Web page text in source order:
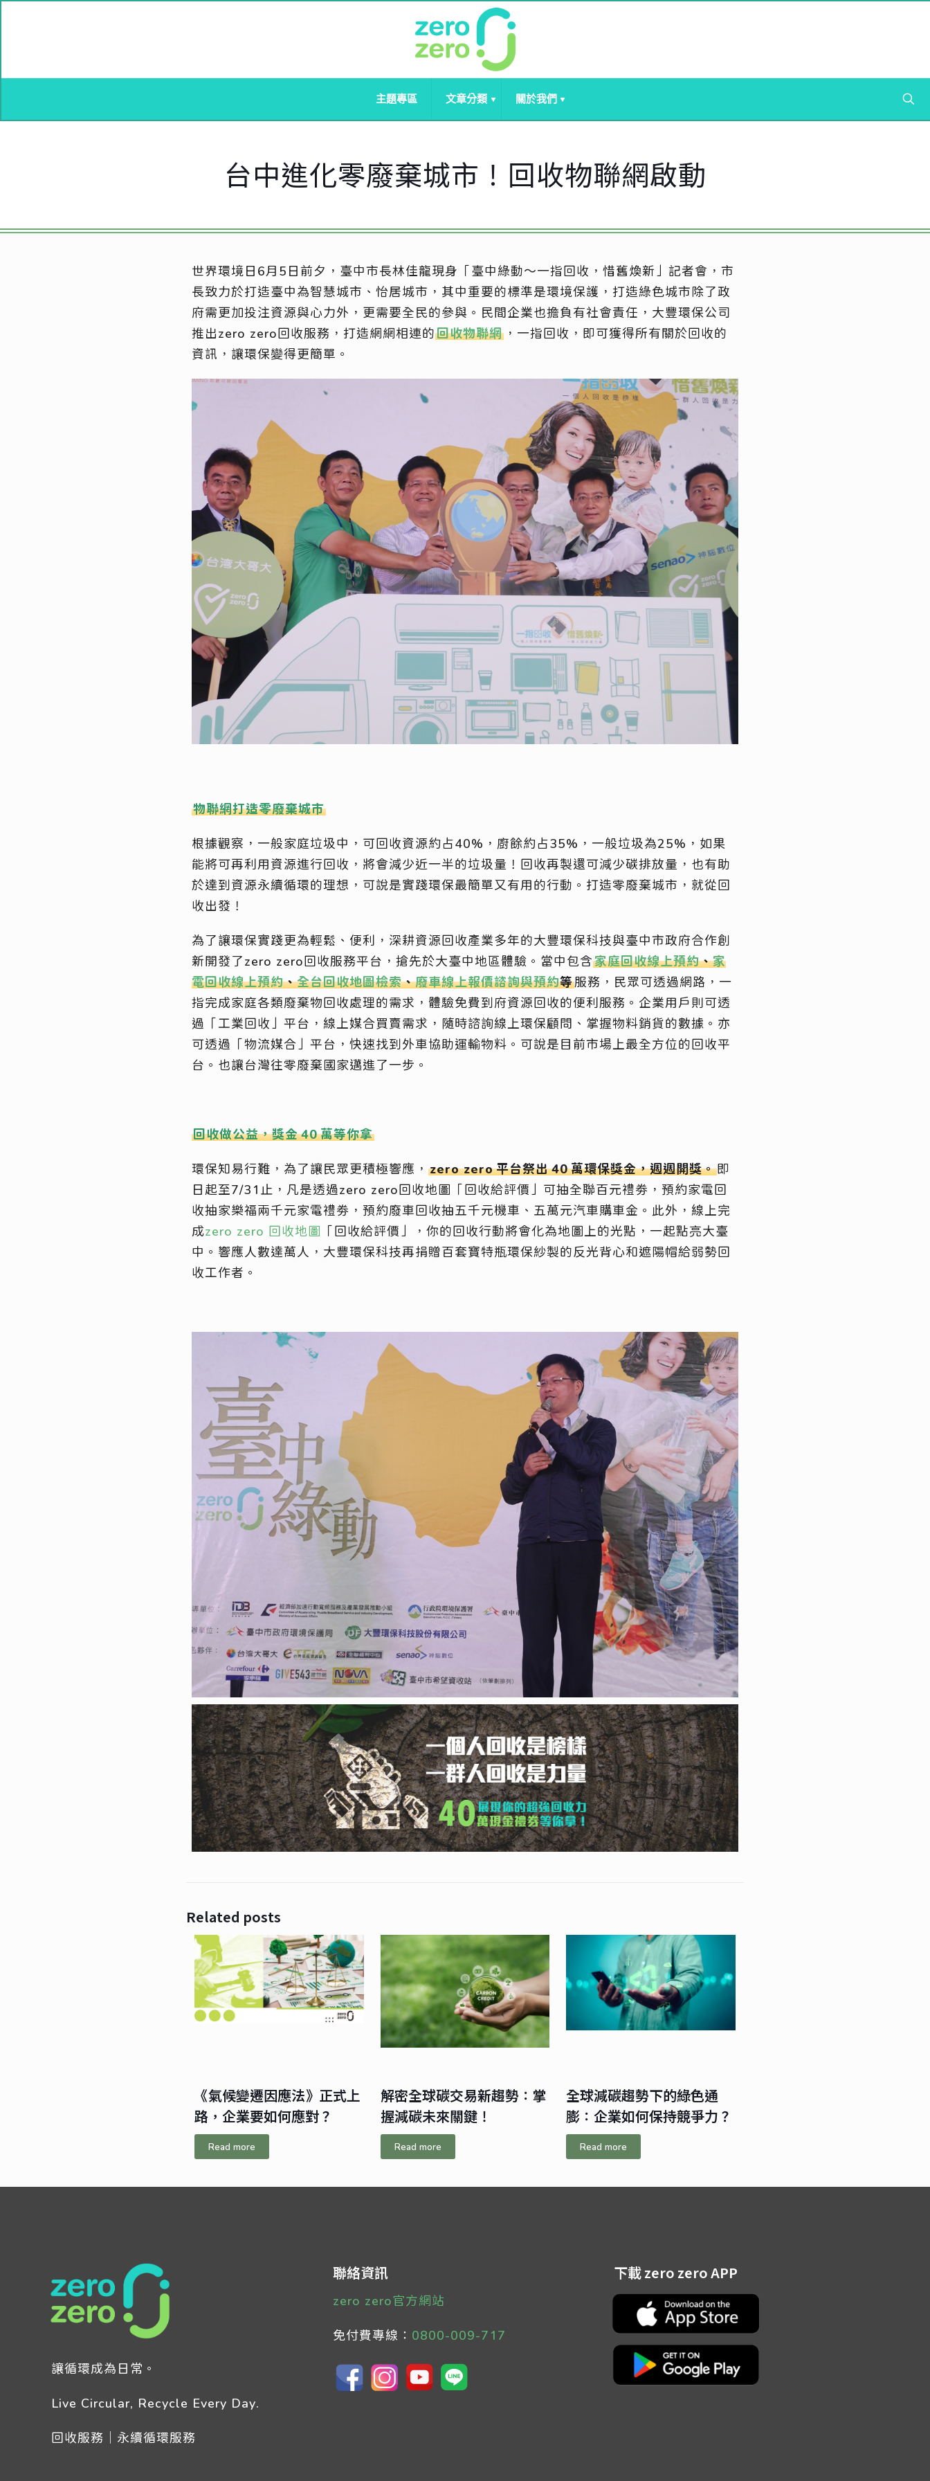
主題專區 文章分類 關於我們
台中進化零廢棄城市！回收物聯網啟動
世界環境日6月5日前夕，臺中市長林佳龍現身「臺中綠動～一指回收，惜舊煥新」記者會，市
長致力於打造臺中為智慧城市、怡居城市，其中重要的標準是環境保護，打造綠色城市除了政
府需更加投注資源與心力外，更需要全民的參與。民間企業也擔負有社會責任，大豐環保公司
推出zero zero回收服務，打造網網相連的回收物聯網，一指回收，即可獲得所有關於回收的
資訊，讓環保變得更簡單。
物聯網打造零廢棄城市
根據觀察，一般家庭垃圾中，可回收資源約占40%，廚餘約占35%，一般垃圾為25%，如果
能將可再利用資源進行回收，將會減少近一半的垃圾量！回收再製還可減少碳排放量，也有助
於達到資源永續循環的理想，可說是實踐環保最簡單又有用的行動。打造零廢棄城市，就從回
收出發！
為了讓環保實踐更為輕鬆、便利，深耕資源回收產業多年的大豐環保科技與臺中市政府合作創
新開發了zero zero回收服務平台，搶先於大臺中地區體驗。當中包含家庭回收線上預約、家
電回收線上預約、全台回收地圖檢索、廢車線上報價諮詢與預約等服務，民眾可透過網路，一
指完成家庭各類廢棄物回收處理的需求，體驗免費到府資源回收的便利服務。企業用戶則可透
過「工業回收」平台，線上媒合買賣需求，隨時諮詢線上環保顧問、掌握物料銷貨的數據。亦
可透過「物流媒合」平台，快速找到外車協助運輸物料。可說是目前市場上最全方位的回收平
台。也讓台灣往零廢棄國家邁進了一步。
回收做公益，獎金40萬等你拿
環保知易行難，為了讓民眾更積極響應， zero zero平台祭出40萬環保獎金，週週開獎。即
日起至7/31止，凡是透過zero zero回收地圖「回收給評價」可抽全聯百元禮劵，預約家電回
收抽家樂福兩千元家電禮劵，預約廢車回收抽五千元機車、五萬元汽車購車金。此外，線上完
成zero zero 回收地圖 「回收給評價」，你的回收行動將會化為地圖上的光點，一起點亮大臺
中。響應人數達萬人，大豐環保科技再捐贈百套寶特瓶環保紗製的反光背心和遮陽帽給弱勢回
收工作者。
Related posts
《氣候變遷因應法》正式上
路，企業要如何應對？
Read more
解密全球碳交易新趨勢：掌
握減碳未來關鍵！
Read more
全球減碳趨勢下的綠色通
膨：企業如何保持競爭力？
Read more
讓循環成為日常。
Live Circular, Recycle Every Day.
回收服務｜永續循環服務
聯絡資訊
zero zero官方網站
免付費專線： 0800-009-717
下載 zero zero APP